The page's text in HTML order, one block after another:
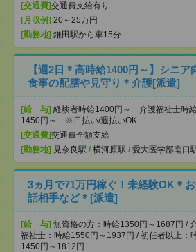
[交通費]交通費支給有り
[月収例] 20～25万円
[勤務地] 鎌田駅から車15分
【週2日＊高時給1400円～】シニ
食事の配膳や見守り＊介護[派遣]
[給 与] 経験者時給1400円～ 介護福祉士時給
1450円～ ※日払い/週払いOK
[交通費]交通費全額支給
[勤務地] 見奈良駅 / 横河原駅 / 愛大医学部南口
3ヵ月で71万円稼ぐ！未経験OK＊
話相手など＊[派遣]
[給 与] 無資格の方：時給1350円～1687円 /
福祉士：時給1550円～1937円 / 初任者以上：
1450円～1812円